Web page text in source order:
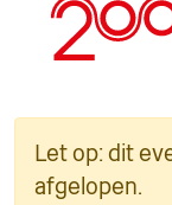
Let op: dit
afgelopen.